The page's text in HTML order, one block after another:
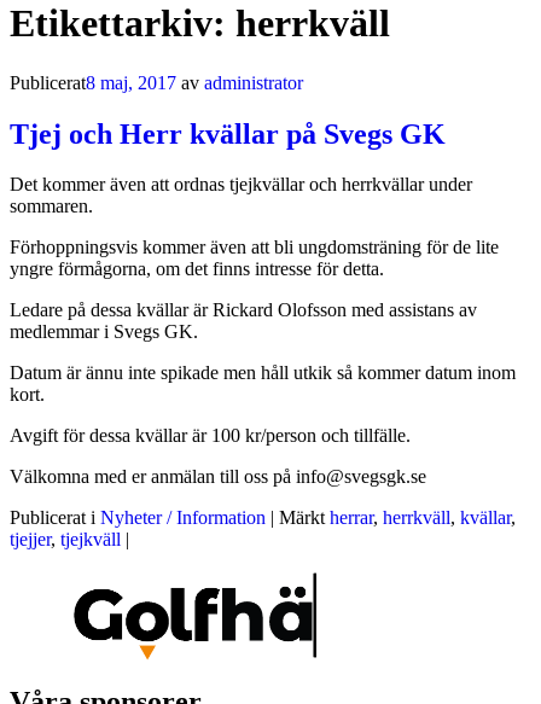
Etikettarkiv: herrkväll
Publicerat8 maj, 2017 av administrator
Tjej och Herr kvällar på Svegs GK
Det kommer även att ordnas tjejkvällar och herrkvällar under
sommaren.
Förhoppningsvis kommer även att bli ungdomsträning för de lite
yngre förmågorna, om det finns intresse för detta.
Ledare på dessa kvällar är Rickard Olofsson med assistans av
medlemmar i Svegs GK.
Datum är ännu inte spikade men håll utkik så kommer datum inom
kort.
Avgift för dessa kvällar är 100 kr/person och tillfälle.
Välkomna med er anmälan till oss på info@svegsgk.se
Publicerat i Nyheter / Information Märktherrar, herrkväll, kvällar,
tjejjer, tjejkväll